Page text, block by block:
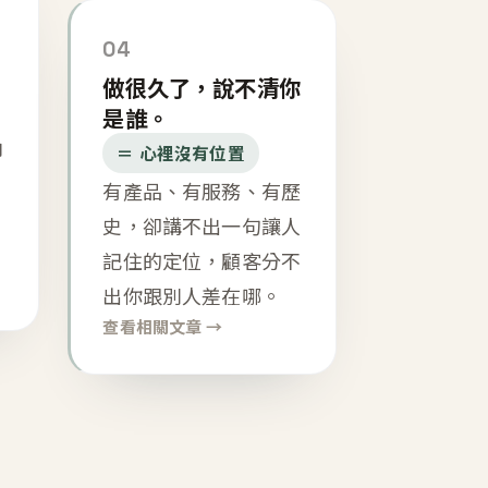
04
做很久了，說不清你
是誰。
＝ 心裡沒有位置
有產品、有服務、有歷
史，卻講不出一句讓人
記住的定位，顧客分不
出你跟別人差在哪。
查看相關文章 →